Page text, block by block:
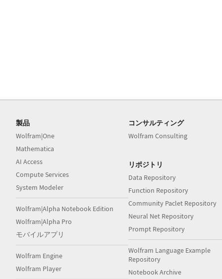
製品
Wolfram|One
Mathematica
AI Access
Compute Services
System Modeler
Wolfram|Alpha Notebook Edition
Wolfram|Alpha Pro
モバイルアプリ
Wolfram Engine
Wolfram Player
コンサルティング
Wolfram Consulting
リポジトリ
Data Repository
Function Repository
Community Paclet Repository
Neural Net Repository
Prompt Repository
Wolfram Language Example
Repository
Notebook Archive